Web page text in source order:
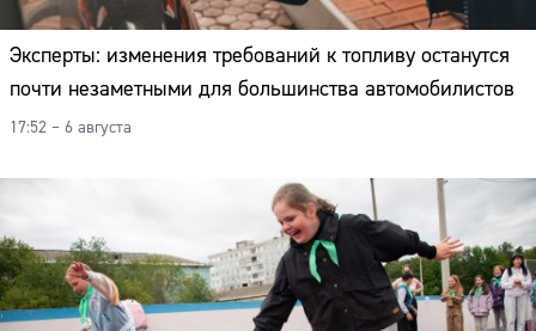
Эксперты: изменения требований к топливу останутся
почти незаметными для большинства автомобилистов
17:52 – 6 августа